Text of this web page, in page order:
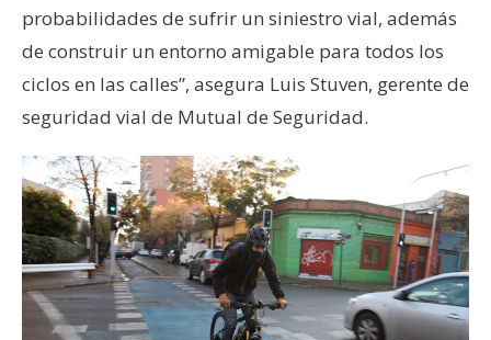
probabilidades de sufrir un siniestro vial, además
de construir un entorno amigable para todos los
ciclos en las calles”, asegura Luis Stuven, gerente de
seguridad vial de Mutual de Seguridad.